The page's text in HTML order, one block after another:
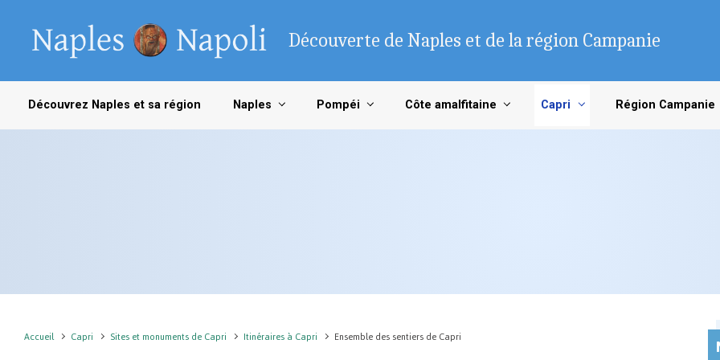
Découverte de Naples et de la région Campanie
Découvrez Naples et sa région Naples Pompéi Côte amalfitaine Capri Région Campanie
Accueil Capri Sites et monuments de Capri Itinéraires à Capri Ensemble des sentiers de Capri